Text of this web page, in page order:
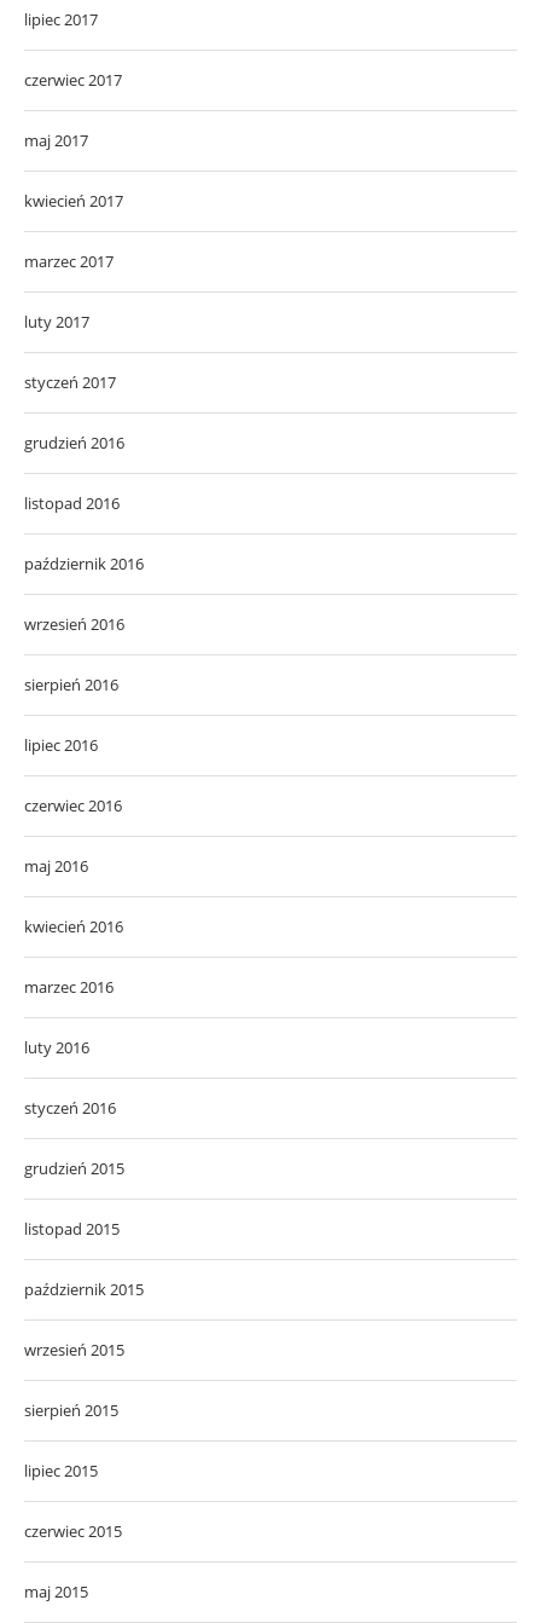
lipiec 2017
czerwiec 2017
maj 2017
kwiecień 2017
marzec 2017
luty 2017
styczeń 2017
grudzień 2016
listopad 2016
październik 2016
wrzesień 2016
sierpień 2016
lipiec 2016
czerwiec 2016
maj 2016
kwiecień 2016
marzec 2016
luty 2016
styczeń 2016
grudzień 2015
listopad 2015
październik 2015
wrzesień 2015
sierpień 2015
lipiec 2015
czerwiec 2015
maj 2015